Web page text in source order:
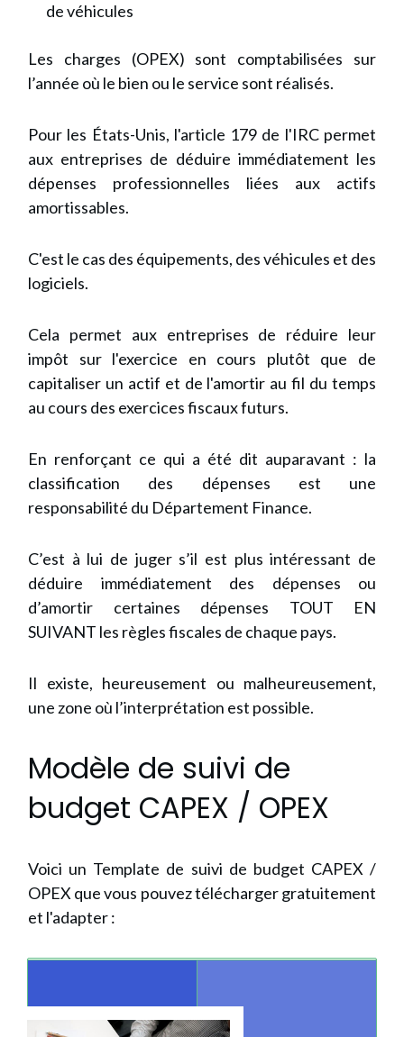
de véhicules
Les charges (OPEX) sont comptabilisées sur
l’année où le bien ou le service sont réalisés.
Pour les États-Unis, l'article 179 de l'IRC permet
aux entreprises de déduire immédiatement les
dépenses professionnelles liées aux actifs
amortissables.
C'est le cas des équipements, des véhicules et des
logiciels.
Cela permet aux entreprises de réduire leur
impôt sur l'exercice en cours plutôt que de
capitaliser un actif et de l'amortir au fil du temps
au cours des exercices fiscaux futurs.
En renforçant ce qui a été dit auparavant : la
classification des dépenses est une
responsabilité du Département Finance.
C’est à lui de juger s’il est plus intéressant de
déduire immédiatement des dépenses ou
d’amortir certaines dépenses TOUT EN
SUIVANT les règles fiscales de chaque pays.
Il existe, heureusement ou malheureusement,
une zone où l’interprétation est possible.
Modèle de suivi de
budget CAPEX / OPEX
Voici un Template de suivi de budget CAPEX /
OPEX que vous pouvez télécharger gratuitement
et l'adapter :